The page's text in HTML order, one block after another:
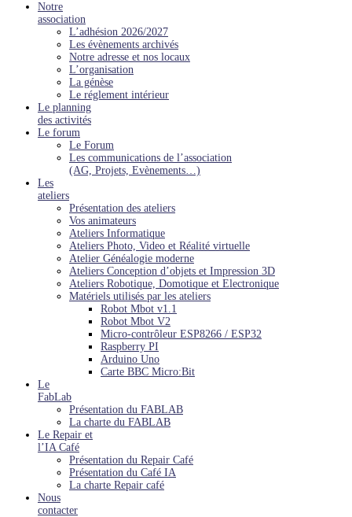
Notre
association
L’adhésion 2026/2027
Les évènements archivés
Notre adresse et nos locaux
L’organisation
La génèse
Le réglement intérieur
Le planning
des activités
Le forum
Le Forum
Les communications de l’association
(AG, Projets, Evènements…)
Les
ateliers
Présentation des ateliers
Vos animateurs
Ateliers Informatique
Ateliers Photo, Video et Réalité virtuelle
Atelier Généalogie moderne
Ateliers Conception d’objets et Impression 3D
Ateliers Robotique, Domotique et Electronique
Matériels utilisés par les ateliers
Robot Mbot v1.1
Robot Mbot V2
Micro-contrôleur ESP8266 / ESP32
Raspberry PI
Arduino Uno
Carte BBC Micro:Bit
Le
FabLab
Présentation du FABLAB
La charte du FABLAB
Le Repair et
l’IA Café
Présentation du Repair Café
Présentation du Café IA
La charte Repair café
Nous
contacter